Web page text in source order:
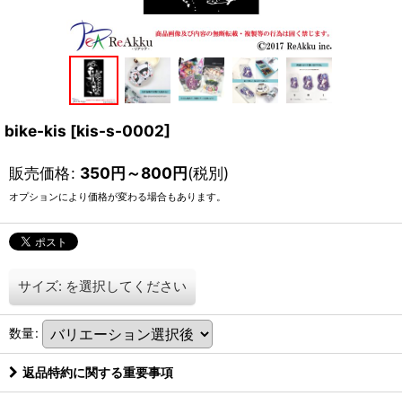
bike-kis [kis-s-0002]
販売価格: 350円～800円(税別)
オプションにより価格が変わる場合もあります。
サイズ: を選択してください
数量:
返品特約に関する重要事項